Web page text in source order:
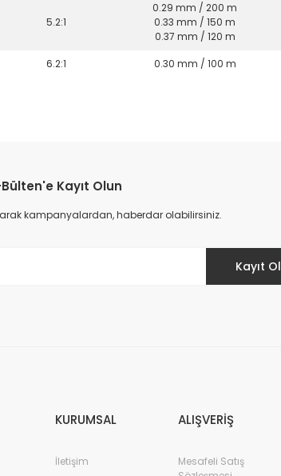
5.2:1
0.29 mm / 200 m
0.33 mm / 150 m
0.37 mm / 120 m
6.2:1 0.30 mm / 100 m
Bülten'e Kayıt Olun
kampanyalardan, haberdar olabilirsiniz.
Kayıt Ol
KURUMSAL
İletişim
ALIŞVERİŞ
Mesafeli Satış